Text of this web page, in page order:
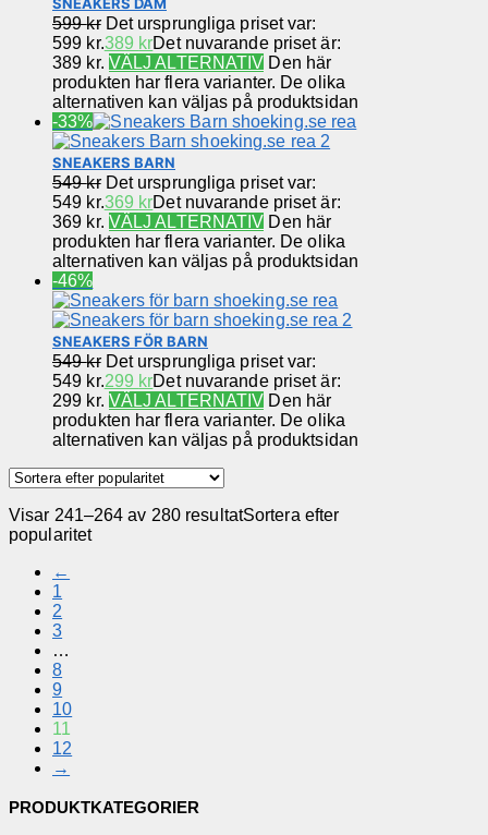
599kr Det ursprungliga priset var:
599 kr.389 krDet nuvarande priset är:
389 kr. VÄLJ ALTERNATIV Den här
produkten har flera varianter. De olika
alternativen kan väljas på produktsidan
-33%
SNEAKERS BARN
549kr Det ursprungliga priset var:
549 kr.369 krDet nuvarande priset är:
369 kr. VÄLJ ALTERNATIV Den här
produkten har flera varianter. De olika
alternativen kan väljas på produktsidan
-46%
SNEAKERS FÖR BARN
549kr Det ursprungliga priset var:
549 kr.299 krDet nuvarande priset är:
299 kr. VÄLJ ALTERNATIV Den här
produkten har flera varianter. De olika
alternativen kan väljas på produktsidan
Visar 241–264 av 280 resultatSortera efter
popularitet
←
1
2
3
…
8
9
10
11
12
→
PRODUKTKATEGORIER